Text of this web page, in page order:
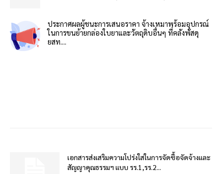
ประกาศผลผู้ชนะการเสนอราคา จ้างเหมาพร้อมอุปกรณ์
ในการขนย้ายกล่องใบยาและวัตถุดิบอื่นๆ ที่คลังพัสดุ
ยสท....
เอกสารส่งเสริมความโปร่งใสในการจัดซื้อจัดจ้างและ
สัญญาคุณธรรมฯ แบบ รร.1,รร.2...